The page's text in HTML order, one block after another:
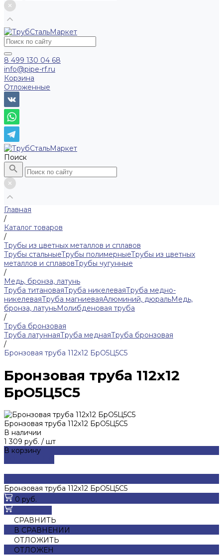
8 499 130 04 68
info@pipe-rf.ru
Корзина
Отложенные
Поиск
Главная
/
Каталог товаров
/
Трубы из цветных металлов и сплавов
Трубы стальныеТрубы полимерныеТрубы из цветных
металлов и сплавовТрубы чугунные
/
Медь, бронза, латунь
Труба титановаяТруба никелеваяТруба медно-
никелеваяТруба магниеваяАлюминий, дюральМедь,
бронза, латуньМолибденовая труба
/
Труба бронзовая
Труба латуннаяТруба меднаяТруба бронзовая
/
Бронзовая труба 112х12 БрО5Ц5С5
Бронзовая труба 112х12
БрО5Ц5С5
Бронзовая труба 112х12 БрО5Ц5С5
В наличии
1 309 руб. / шт
В корзину
Бронзовая труба 112х12 БрО5Ц5С5
0 руб.
СРАВНИТЬ
В СРАВНЕНИИ
ОТЛОЖИТЬ
ОТЛОЖЕН